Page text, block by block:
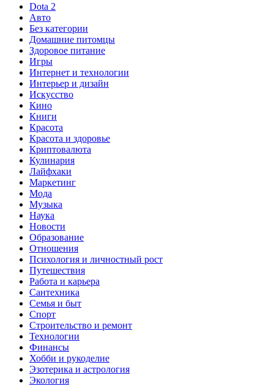
Dota 2
Авто
Без категории
Домашние питомцы
Здоровое питание
Игры
Интернет и технологии
Интерьер и дизайн
Искусство
Кино
Книги
Красота
Красота и здоровье
Криптовалюта
Кулинария
Лайфхаки
Маркетинг
Мода
Музыка
Наука
Новости
Образование
Отношения
Психология и личностный рост
Путешествия
Работа и карьера
Сантехника
Семья и быт
Спорт
Строительство и ремонт
Технологии
Финансы
Хобби и рукоделие
Эзотерика и астрология
Экология